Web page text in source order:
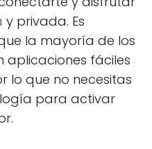
y privada. Es
la mayoría de los
aplicaciones fáciles
lo que no necesitas
para activar